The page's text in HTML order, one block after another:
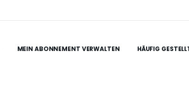
MEIN ABONNEMENT VERWALTEN HÄUFIG